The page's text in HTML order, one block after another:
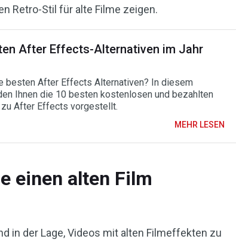
Retro-Stil für alte Filme zeigen.
After Effects-Alternativen im Jahr
besten After Effects Alternativen? In diesem
Ihnen die 10 besten kostenlosen und bezahlten
After Effects vorgestellt.
MEHR LESEN
einen alten Film
in der Lage, Videos mit alten Filmeffekten zu